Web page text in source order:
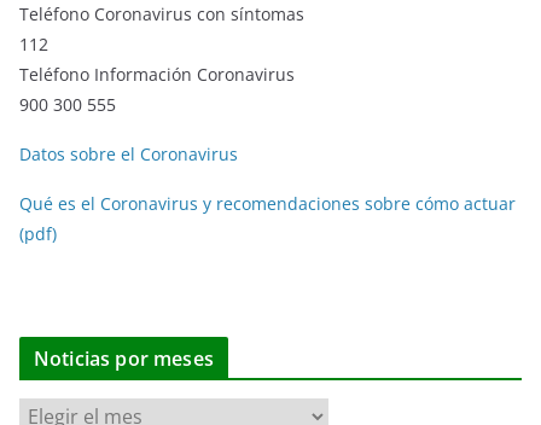
Teléfono Coronavirus con síntomas
112
Teléfono Información Coronavirus
900 300 555
Datos sobre el Coronavirus
Qué es el Coronavirus y recomendaciones sobre cómo actuar
(pdf)
Noticias por meses
N